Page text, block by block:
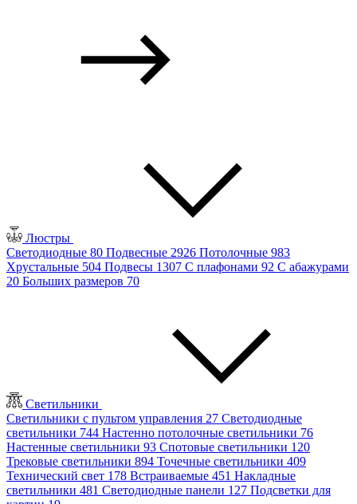
Люстры
Светодиодные 80 Подвесные 2926 Потолочные 983
Хрустальные 504 Подвесы 1307 С плафонами 92 С абажурами
20 Больших размеров 70
Светильники
Светильники с пультом управления 27 Светодиодные
светильники 744 Настенно потолочные светильники 76
Настенные светильники 93 Спотовые светильники 120
Трековые светильники 894 Точечные светильники 409
Технический свет 178 Встраиваемые 451 Накладные
светильники 481 Светодиодные панели 127 Подсветки для